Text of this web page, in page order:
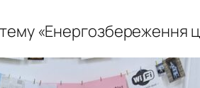
«Енергозбереження